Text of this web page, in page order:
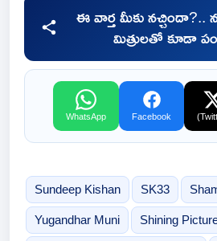
ఈ వార్త మీకు నచ్చిందా?..
మిత్రులతో కూడా
WhatsApp Facebook
Sundeep Kishan SK33
Yugandhar Muni Shining